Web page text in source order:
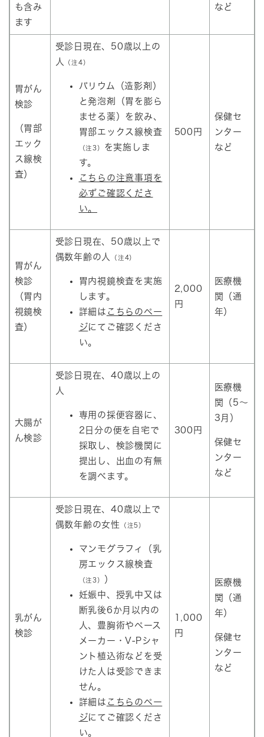
も含み
ます
など
胃がん
検診
（胃部
エック
ス線検
査）
受診日現在、50歳以上の
人
（注4）
バリウム（造影剤）
と発泡剤（胃を膨ら
ませる薬）を飲み、
胃部エックス線検査
（注3）
を実施しま
す。
こちらの注意事項を
必ずご確認くださ
い。
500円
保健セ
ンター
など
胃がん
検診
（胃内
視鏡検
査）
受診日現在、50歳以上で
偶数年齢の人
（注4）
胃内視鏡検査を実施
します。
詳細は こちらのペー
ジにてご確認くださ
い。
2,000
円
医療機
関（通
年）
大腸が
ん検診
受診日現在、40歳以上の
人
専用の採便容器に、
2日分の便を自宅で
採取し、検診機関に
提出し、出血の有無
を調べます。
300円
医療機
関（5～
3月）
保健セ
ンター
など
乳がん
検診
受診日現在、40歳以上で
偶数年齢の女性
（注5）
マンモグラフィ（乳
房エックス線検査
（注3）
）
妊娠中、授乳中又は
断乳後6か月以内の
人、豊胸術やペース
メーカー・V-Pシャ
ント植込術などを受
けた人は受診できま
せん。
詳細は こちらのペー
ジにてご確認くださ
い。
1,000
円
医療機
関（通
年）
保健セ
ンター
など